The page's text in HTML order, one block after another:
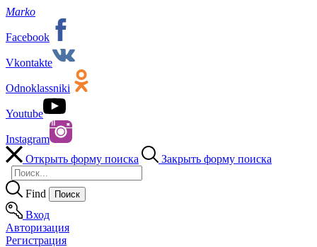
Marko
Facebook
Vkontakte
Odnoklassniki
Youtube
Instagram
Открыть форму поиска
Закрыть форму поиска
Find
Вход
Авторизация
Регистрация